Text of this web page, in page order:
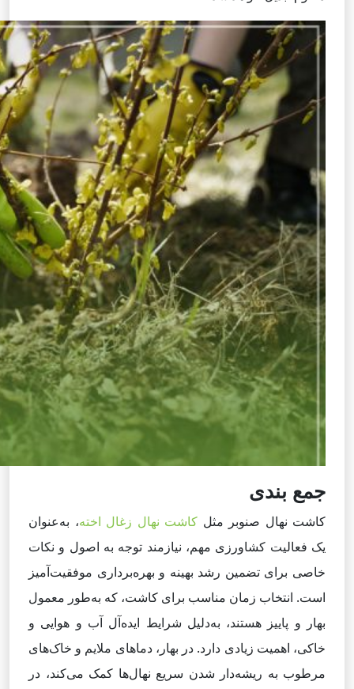
جمع بندی
کاشت نهال صنوبر مثل کاشت نهال زغال اخته، به‌عنوان
یک فعالیت کشاورزی مهم، نیازمند توجه به اصول و نکات
خاصی برای تضمین رشد بهینه و بهره‌برداری موفقیت‌آمیز
است. انتخاب زمان مناسب برای کاشت، که به‌طور معمول
بهار و پاییز هستند، به‌دلیل شرایط ایده‌آل آب و هوایی و
خاکی، اهمیت زیادی دارد. در بهار، دماهای ملایم و خاک‌های
مرطوب به ریشه‌دار شدن سریع نهال‌ها کمک می‌کند، در